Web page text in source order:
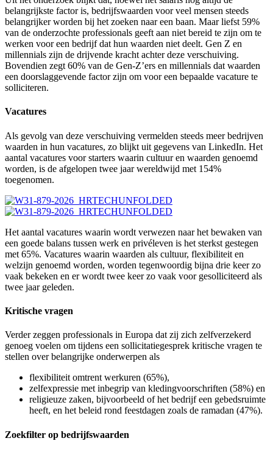
belangrijkste factor is, bedrijfswaarden voor veel mensen steeds
belangrijker worden bij het zoeken naar een baan. Maar liefst 59%
van de onderzochte professionals geeft aan niet bereid te zijn om te
werken voor een bedrijf dat hun waarden niet deelt. Gen Z en
millennials zijn de drijvende kracht achter deze verschuiving.
Bovendien zegt 60% van de Gen-Z’ers en millennials dat waarden
een doorslaggevende factor zijn om voor een bepaalde vacature te
solliciteren.
Vacatures
Als gevolg van deze verschuiving vermelden steeds meer bedrijven
waarden in hun vacatures, zo blijkt uit gegevens van LinkedIn. Het
aantal vacatures voor starters waarin cultuur en waarden genoemd
worden, is de afgelopen twee jaar wereldwijd met 154%
toegenomen.
Het aantal vacatures waarin wordt verwezen naar het bewaken van
een goede balans tussen werk en privéleven is het sterkst gestegen
met 65%. Vacatures waarin waarden als cultuur, flexibiliteit en
welzijn genoemd worden, worden tegenwoordig bijna drie keer zo
vaak bekeken en er wordt twee keer zo vaak voor gesolliciteerd als
twee jaar geleden.
Kritische vragen
Verder zeggen professionals in Europa dat zij zich zelfverzekerd
genoeg voelen om tijdens een sollicitatiegesprek kritische vragen te
stellen over belangrijke onderwerpen als
flexibiliteit omtrent werkuren (65%),
zelfexpressie met inbegrip van kledingvoorschriften (58%) en
religieuze zaken, bijvoorbeeld of het bedrijf een gebedsruimte
heeft, en het beleid rond feestdagen zoals de ramadan (47%).
Zoekfilter op bedrijfswaarden